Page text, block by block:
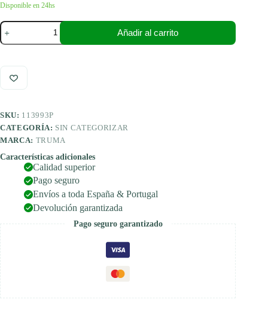
Disponible en 24hs
Truma
termopar
con
de
fijación
adecuado
calefacción
de
gas
S3002/
cantidad
Añadir al carrito
SKU: 113993P
CATEGORÍA: SIN CATEGORIZAR
MARCA: TRUMA
Características adicionales
Calidad superior
Pago seguro
Envíos a toda España & Portugal
Devolución garantizada
Pago seguro garantizado